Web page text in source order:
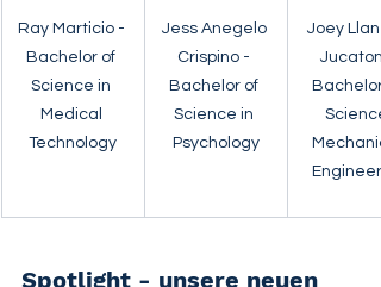
Ray Marticio -
Bachelor of
Science in
Medical
Technology
Jess Anegelo
Crispino -
Bachelor of
Science in
Psychology
Joey
Jucaton
Spotlight - unsere neuen